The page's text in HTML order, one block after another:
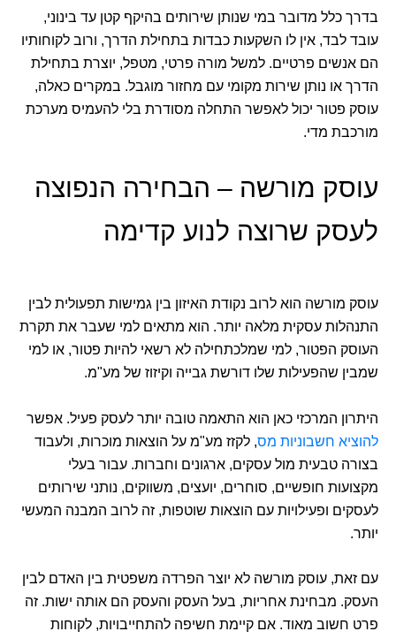
בדרך כלל מדובר במי שנותן שירותים בהיקף קטן עד בינוני,
עובד לבד, אין לו השקעות כבדות בתחילת הדרך, ורוב לקוחותיו
הם אנשים פרטיים. למשל מורה פרטי, מטפל, יוצרת בתחילת
הדרך או נותן שירות מקומי עם מחזור מוגבל. במקרים כאלה,
עוסק פטור יכול לאפשר התחלה מסודרת בלי להעמיס מערכת
מורכבת מדי.
עוסק מורשה – הבחירה הנפוצה
לעסק שרוצה לנוע קדימה
עוסק מורשה הוא לרוב נקודת האיזון בין גמישות תפעולית לבין
התנהלות עסקית מלאה יותר. הוא מתאים למי שעבר את תקרת
העוסק הפטור, למי שמלכתחילה לא רשאי להיות פטור, או למי
שמבין שהפעילות שלו דורשת גבייה וקיזוז של מע"מ.
היתרון המרכזי כאן הוא התאמה טובה יותר לעסק פעיל. אפשר
להוציא חשבוניות מס, לקזז מע"מ על הוצאות מוכרות, ולעבוד
בצורה טבעית מול עסקים, ארגונים וחברות. עבור בעלי
מקצועות חופשיים, סוחרים, יועצים, משווקים, נותני שירותים
לעסקים ופעילויות עם הוצאות שוטפות, זה לרוב המבנה המעשי
יותר.
עם זאת, עוסק מורשה לא יוצר הפרדה משפטית בין האדם לבין
העסק. מבחינת אחריות, בעל העסק והעסק הם אותה ישות. זה
פרט חשוב מאוד. אם קיימת חשיפה להתחייבויות, לקוחות